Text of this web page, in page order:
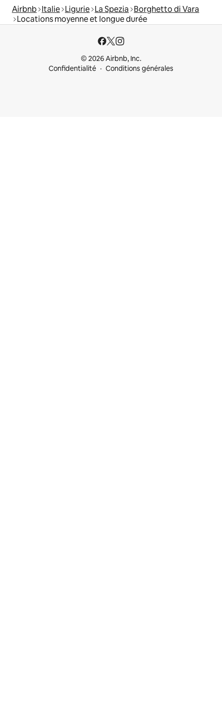
Airbnb Italie Ligurie La Spezia Borghetto di Vara
Locations moyenne et longue durée
© 2026 Airbnb, Inc.
Confidentialité
Conditions générales